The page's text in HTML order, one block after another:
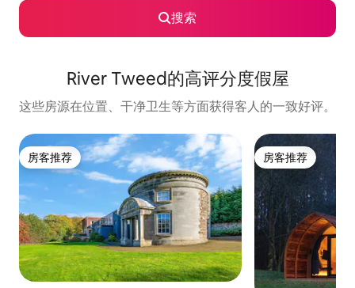
搜索
River Tweed的高评分度假屋
这些房源在位置、干净卫生等方面获得客人的一致好评。
房客推荐
房客推荐 房客推荐
房客推荐